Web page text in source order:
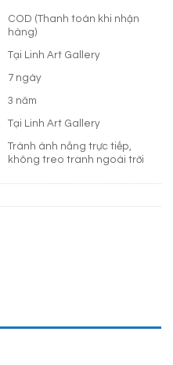
COD (Thanh toán khi nhận
hàng)
Tại Linh Art Gallery
7 ngày
3 năm
Tại Linh Art Gallery
Tránh ánh nắng trực tiếp,
không treo tranh ngoài trời